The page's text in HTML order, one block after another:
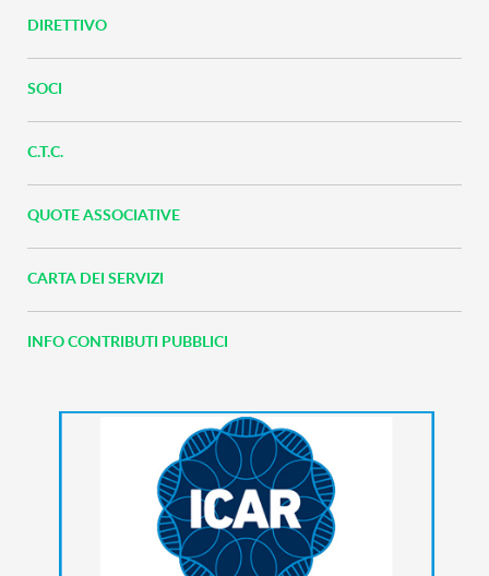
DIRETTIVO
SOCI
C.T.C.
QUOTE ASSOCIATIVE
CARTA DEI SERVIZI
INFO CONTRIBUTI PUBBLICI